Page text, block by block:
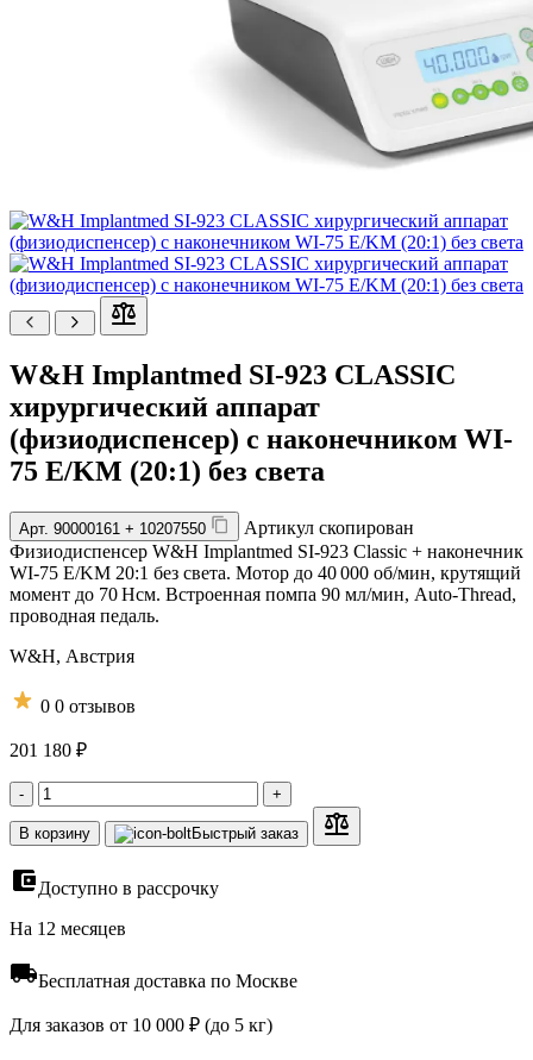
W&H Implantmed SI-923 CLASSIC
хирургический аппарат
(физиодиспенсер) с наконечником WI-
75 E/KM (20:1) без света
Арт. 90000161 + 10207550
Артикул скопирован
Физиодиспенсер W&H Implantmed SI-923 Classic + наконечник
WI-75 E/KM 20:1 без света. Мотор до 40 000 об/мин, крутящий
момент до 70 Нсм. Встроенная помпа 90 мл/мин, Auto-Thread,
проводная педаль.
W&H, Австрия
0 0 отзывов
201 180 ₽
- +
В корзину Быстрый заказ
Доступно в рассрочку
На 12 месяцев
Бесплатная доставка по Москве
Для заказов от 10 000 ₽ (до 5 кг)